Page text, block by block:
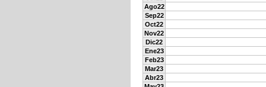
Ago22
Sep22
Oct22
Nov22
Dic22
Ene23
Feb23
Mar23
Abr23